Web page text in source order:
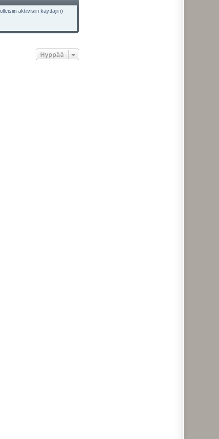
aktiivisiin käyttäjiin)
Hyppää